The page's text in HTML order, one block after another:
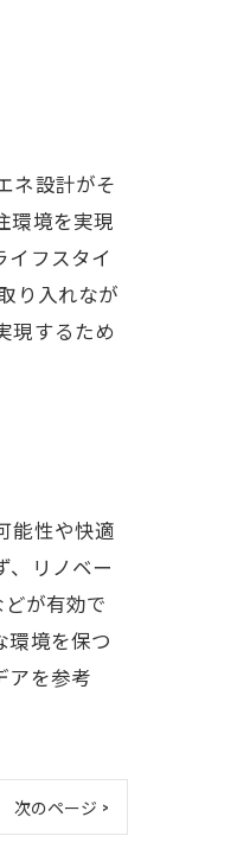
ネ設計がそ
環境を実現
イフスタイ
り入れなが
現するため
能性や快適
、リノベー
が有効で
環境を保つ
アを参考
次のページ >